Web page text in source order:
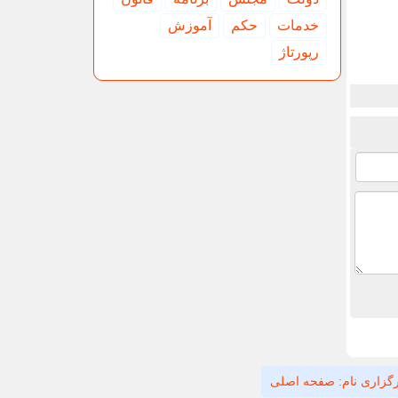
خدمات
حكم
آموزش
رپورتاژ
نام: صفحه اصلی